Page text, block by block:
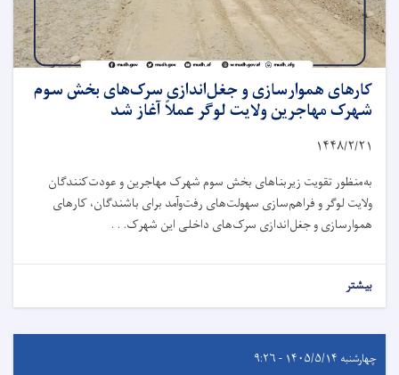
کارهای هموارسازی و جغل‌اندازی سرک‌های بخش سوم
شهرک مهاجرین ولایت لوگر عملاً آغاز شد
۱۴۴۸/۲/۲۱
به‌منظور تقویت زیربناهای بخش سوم شهرک مهاجرین و عودت‌کنندگان
ولایت لوگر و فراهم‌سازی سهولت‌های رفت‌وآمد برای باشندگان، کارهای
هموارسازی و جغل‌اندازی سرک‌های داخلی این شهرک. . .
بیشتر
چهارشنبه ۱۴۰۵/۵/۱۴ - ۹:۲۶